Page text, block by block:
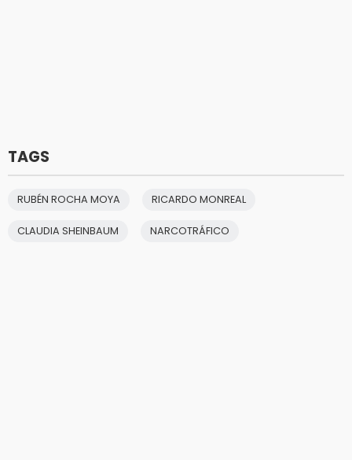
TAGS
RUBÉN ROCHA MOYA RICARDO MONREAL
CLAUDIA SHEINBAUM NARCOTRÁFICO